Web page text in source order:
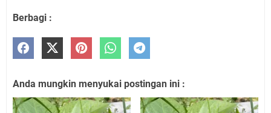
Berbagi :
Anda mungkin menyukai postingan ini :